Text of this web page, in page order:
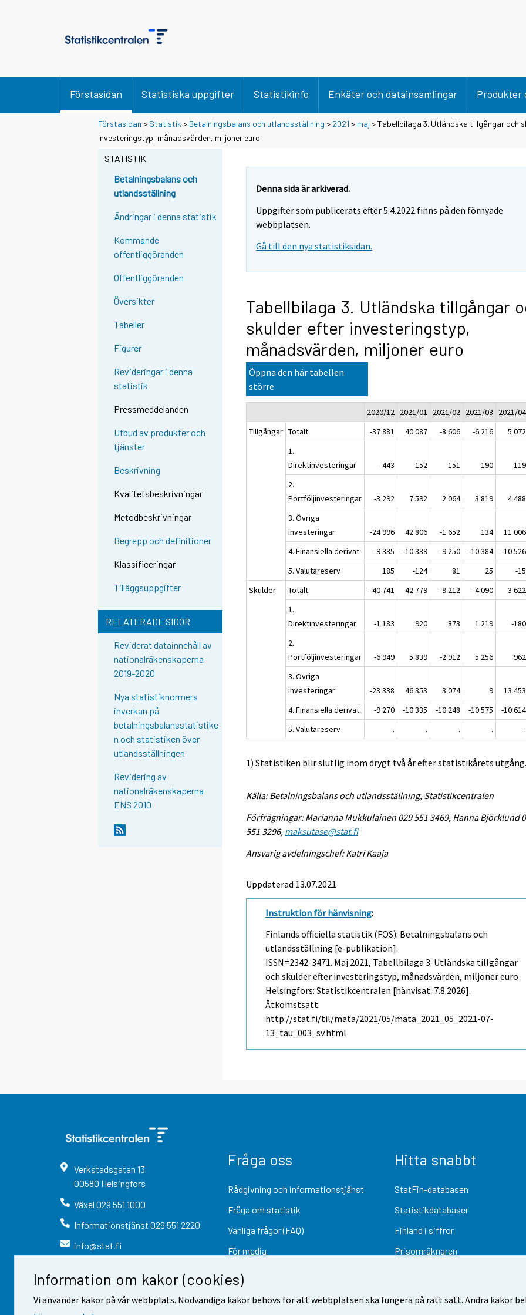
Information om kakor (cookies)
Vi använder kakor på vår webbplats. Nödvändiga kakor behövs för att webbplatsen ska fungera på rätt sätt. Andra kakor
Förstasidan Statistiska uppgifter Statistikinfo Enkäter och datainsamlingar Produkter
Förstasidan > Statistik > Betalningsbalans och utlandsställning > 2021 > maj > Tabellbilaga 3. Utländska tillgångar och
investeringstyp, månadsvärden, miljoner euro
STATISTIK
Betalningsbalans och
utlandsställning
Ändringar i denna statistik
Kommande
offentliggöranden
Offentliggöranden
Översikter
Tabeller
Figurer
Revideringar i denna
statistik
Pressmeddelanden
Utbud av produkter och
tjänster
Beskrivning
Kvalitetsbeskrivningar
Metodbeskrivningar
Begrepp och definitioner
Klassificeringar
Tilläggsuppgifter
RELATERADE SIDOR
Reviderat datainnehåll av
nationalräkenskaperna
2019-2020
Nya statistiknormers
inverkan på
betalningsbalansstatistike
n och statistiken över
utlandsställningen
Revidering av
nationalräkenskaperna
ENS 2010
Denna sida är arkiverad.
Uppgifter som publicerats efter 5.4.2022 finns på den förnyade
webbplatsen.
Gå till den nya statistiksidan.
Tabellbilaga 3. Utländska tillgångar
skulder efter investeringstyp,
månadsvärden, miljoner euro
Öppna den här tabellen
större
2020/12 2021/01 2021/02 2021/03
2021/04
Tillgångar Totalt -37 881 40 087 -8 606 -6 216
5 072
1.
Direktinvesteringar
-443 152 151 190
119
2.
Portföljinvesteringar
-3 292 7 592 2 064 3 819
4 488
3. Övriga
investeringar
-24 996 42 806 -1 652 134
11 006
4. Finansiella derivat
-9 335 -10 339 -9 250 -10 384
-10 526
5. Valutareserv
185 -124 81 25
-15
Skulder
Totalt -40 741 42 779 -9 212 -4 090
3 622
1.
Direktinvesteringar
-1 183 920 873 1 219
-180
2.
Portföljinvesteringar
-6 949 5 839 -2 912 5 256
962
3. Övriga
investeringar
-23 338 46 353 3 074 9
13 453
4. Finansiella derivat
-9 270 -10 335 -10 248 -10 575
-10 614
5. Valutareserv
. . . . .
1) Statistiken blir slutlig inom drygt två år efter statistikårets
Källa: Betalningsbalans och utlandsställning, Statistikcentralen
Förfrågningar: Marianna Mukkulainen 029 551 3469, Hanna Björklund
551 3296, maksutase@stat.fi
Ansvarig avdelningschef: Katri Kaaja
Uppdaterad 13.07.2021
Instruktion för hänvisning:
Finlands officiella statistik (FOS): Betalningsbalans och
utlandsställning [e-publikation].
ISSN=2342-3471. Maj 2021, Tabellbilaga 3. Utländska tillgångar
och skulder efter investeringstyp, månadsvärden, miljoner euro .
Helsingfors: Statistikcentralen [hänvisat: 7.8.2026].
Åtkomstsätt:
http://stat.fi/til/mata/2021/05/mata_2021_05_2021-07-
13_tau_003_sv.html
Verkstadsgatan 13
00580 Helsingfors
Växel 029 551 1000
Informationstjänst 029 551 2220
info@stat.fi
Fråga oss
Rådgivning och informationstjänst
Fråga om statistik
Vanliga frågor (FAQ)
För media
Hitta snabbt
StatFin-databasen
Statistikdatabaser
Finland i siffror
Prisomräknaren